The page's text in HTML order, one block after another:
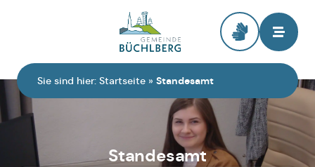
Sie sind hier: Startseite » Standesamt
Standesamt